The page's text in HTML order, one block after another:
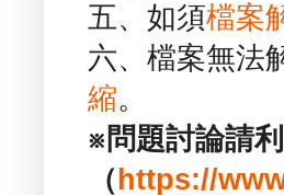
五、如須檔案
六、檔案無法
縮。
※問題討論請
（ https://